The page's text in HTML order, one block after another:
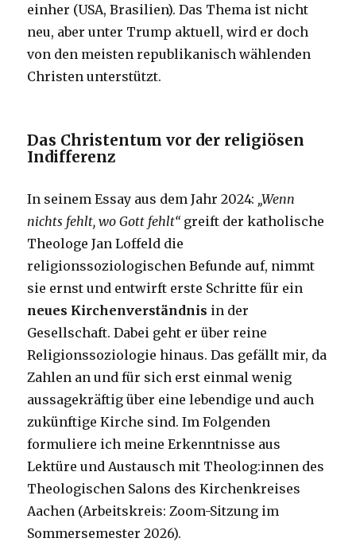
einher (USA, Brasilien). Das Thema ist nicht
neu, aber unter Trump aktuell, wird er doch
von den meisten republikanisch wählenden
Christen unterstützt.
Das Christentum vor der religiösen
Indifferenz
In seinem Essay aus dem Jahr 2024: „Wenn
nichts fehlt, wo Gott fehlt“greift der katholische
Theologe Jan Loffeld die
religionssoziologischen Befunde auf, nimmt
sie ernst und entwirft erste Schritte für ein
neues Kirchenverständnis in der
Gesellschaft. Dabei geht er über reine
Religionssoziologie hinaus. Das gefällt mir, da
Zahlen an und für sich erst einmal wenig
aussagekräftig über eine lebendige und auch
zukünftige Kirche sind. Im Folgenden
formuliere ich meine Erkenntnisse aus
Lektüre und Austausch mit Theolog:innen des
Theologischen Salons des Kirchenkreises
Aachen (Arbeitskreis: Zoom-Sitzung im
Sommersemester 2026).